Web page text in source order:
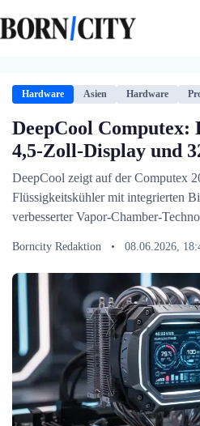
Inhalt
springen
Hardware Asien Hardware
DeepCool
4,5-Zoll-Display und
DeepCool zeigt auf der Computex
Flüssigkeitskühler mit integrierten
verbesserter Vapor-Chamber-
Borncity Redaktion • 08.06.2026,